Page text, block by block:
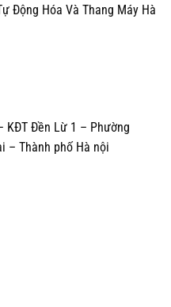
Động Hóa Và Thang Máy Hà
KĐT Đền Lừ 1 – Phường
– Thành phố Hà nội